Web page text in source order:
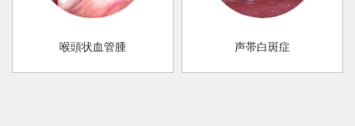
喉頭状血管腫 声帯白斑症